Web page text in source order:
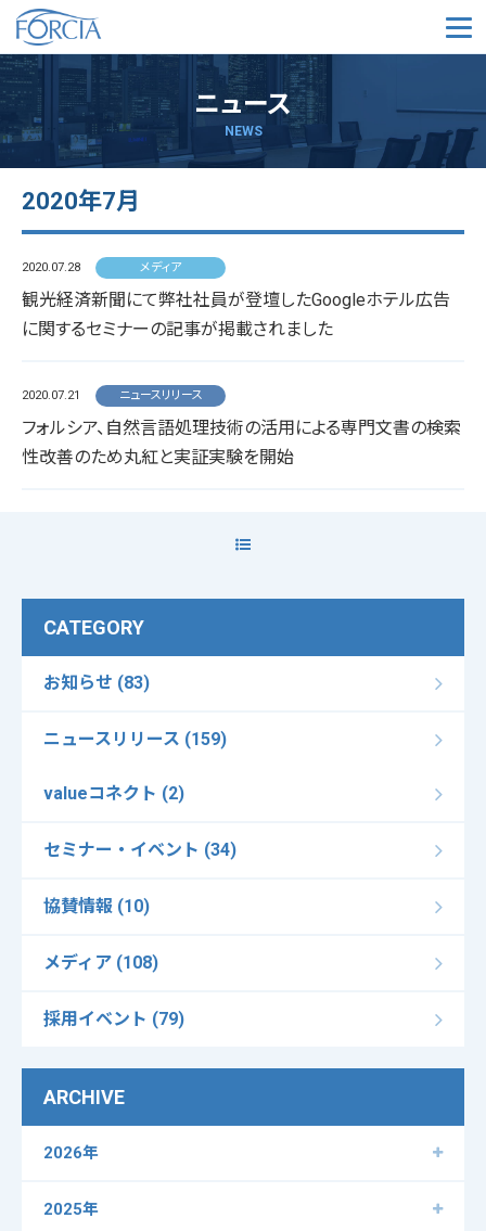
メ
ニュース
NEWS
2020年7月
2020.07.28 メディア
観光経済新聞にて弊社社員が登壇したGoogleホテル広告
に関するセミナーの記事が掲載されました
2020.07.21 ニュースリリース
フォルシア、自然言語処理技術の活用による専門文書の検索
性改善のため丸紅と実証実験を開始
CATEGORY
お知らせ (83)
ニュースリリース (159)
valueコネクト (2)
セミナー・イベント (34)
協賛情報 (10)
メディア (108)
採用イベント (79)
ARCHIVE
2026年
2025年